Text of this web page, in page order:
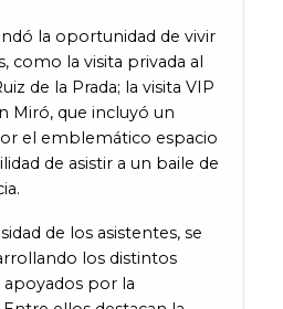
la oportunidad de vivir
como la visita privada al
de la Prada; la visita VIP
Miró, que incluyó un
el emblemático espacio
de asistir a un baile de
de los asistentes, se
los distintos
por la